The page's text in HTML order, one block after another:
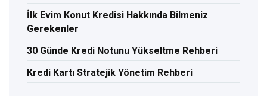
İlk Evim Konut Kredisi Hakkında Bilmeniz
Gerekenler
30 Günde Kredi Notunu Yükseltme Rehberi
Kredi Kartı Stratejik Yönetim Rehberi